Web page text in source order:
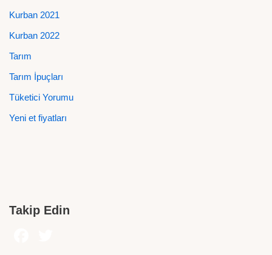
Kurban 2021
Kurban 2022
Tarım
Tarım İpuçları
Tüketici Yorumu
Yeni et fiyatları
Takip Edin